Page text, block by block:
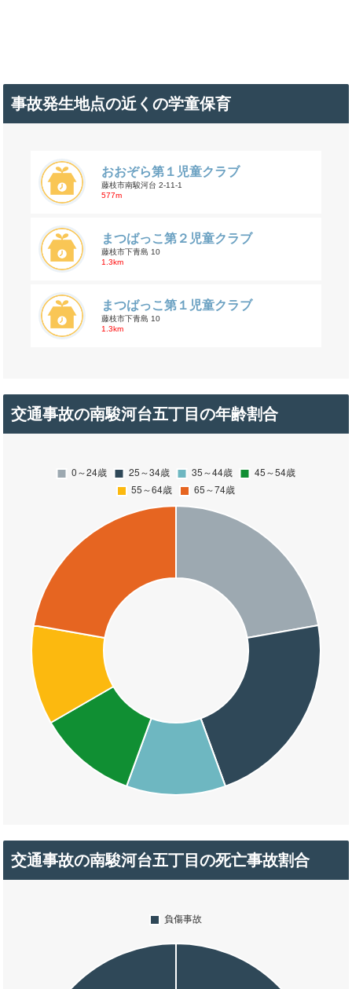
事故発生地点の近くの学童保育
おおぞら第１児童クラブ
藤枝市南駿河台 2-11-1
577m
まつばっこ第２児童クラブ
藤枝市下青島 10
1.3km
まつばっこ第１児童クラブ
藤枝市下青島 10
1.3km
交通事故の南駿河台五丁目の年齢割合
交通事故の南駿河台五丁目の死亡事故割合